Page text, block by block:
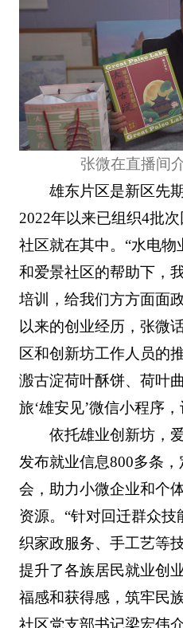
张微在直播间
雄东片区是新区先
2022年以来已组织4批
社区就在其中。“水电
和爱景社区的帮助下，
培训，给我们方方面面
以来的创业经历，张微
区和创新坊工作人员的
溵古淀荷叶酥饼、荷叶
旅‘雄安见’微信小程序
依托雄业创新坊，
发布就业信息800多条
会，助力小微企业和个
资源。“针对回迁群众技
织家政服务、手工艺等
提升了各族居民就业创
福感和获得感，筑牢民
社区党支部书记梁宏伟介